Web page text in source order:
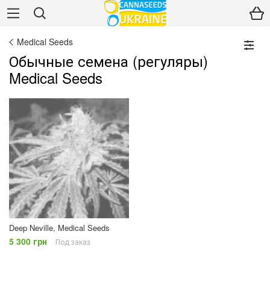
Medical Seeds
Обычные семена (регуляры)
Medical Seeds
Deep Neville, Medical Seeds
5 300 грн Под заказ